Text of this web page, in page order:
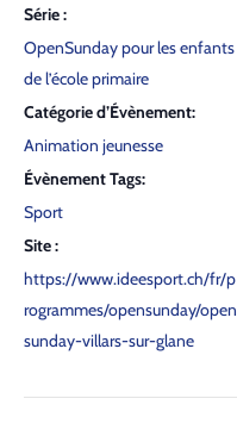
Série :
Open­Sun­day pour les enfants
de l’é­cole pri­maire
Catégorie d’Évènement:
Animation jeunesse
Évènement Tags:
Sport
Site :
https://www.ideesport.ch/fr/p
rogrammes/opensunday/open
sunday-villars-sur-glane